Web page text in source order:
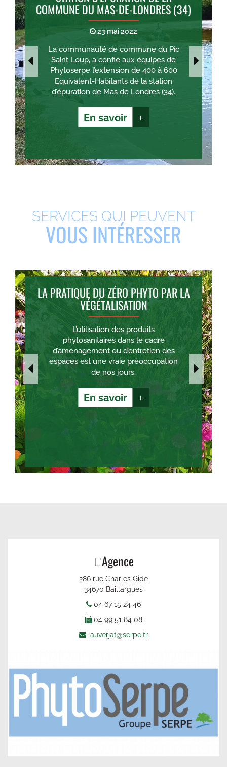
COMMUNE DU MAS-DE-LONDRES (34)
23 mai 2022
La communauté de commune du Pic
Saint Loup, a confié aux équipes de
Phytoserpe l’extension de 400 à 600
Equivalent-Habitants de la station
d’épuration de Mas de Londres (34).
En savoir +
SERVICES QUI PEUVENT
VOUS INTÉRESSER
LA PRATIQUE DU ZÉRO PHYTO PAR LA
VÉGÉTALISATION
L’utilisation des produits
phytosanitaires dans le cadre
d’aménagement ou d’entretien des
espaces est une vraie préoccupation
de nos jours.
En savoir +
L'Agence
286 rue Charles Gide
34670 Baillargues
04 67 15 24 46
04 99 51 84 08
lauverjat@serpe.fr